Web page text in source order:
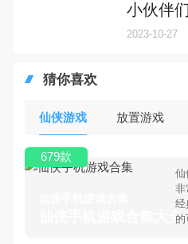
小伙伴
2023-10-27
猜你喜欢
仙侠游戏 放置游戏
仙侠手机游戏合集大全
仙
非
经
的
679款